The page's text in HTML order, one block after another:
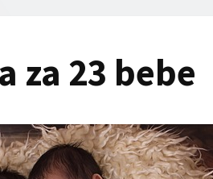
za 23 bebe